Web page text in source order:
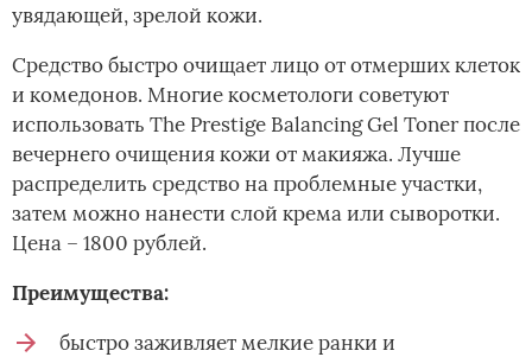
увядающей, зрелой кожи.
Средство быстро очищает лицо от отмерших клеток
и комедонов. Многие косметологи советуют
использовать The Prestige Balancing Gel Toner после
вечернего очищения кожи от макияжа. Лучше
распределить средство на проблемные участки,
затем можно нанести слой крема или сыворотки.
Цена – 1800 рублей.
Преимущества:
быстро заживляет мелкие ранки и